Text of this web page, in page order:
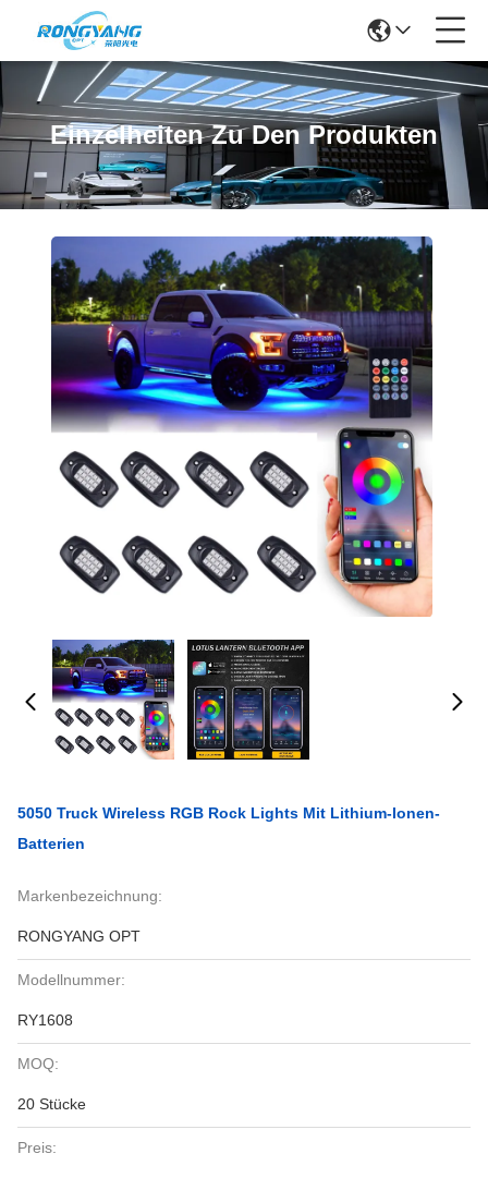
Einzelheiten Zu Den Produkten
5050 Truck Wireless RGB Rock Lights Mit Lithium-Ionen-
Batterien
Markenbezeichnung:
RONGYANG OPT
Modellnummer:
RY1608
MOQ:
20 Stücke
Preis: